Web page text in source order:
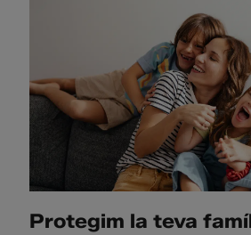
Protegim la teva